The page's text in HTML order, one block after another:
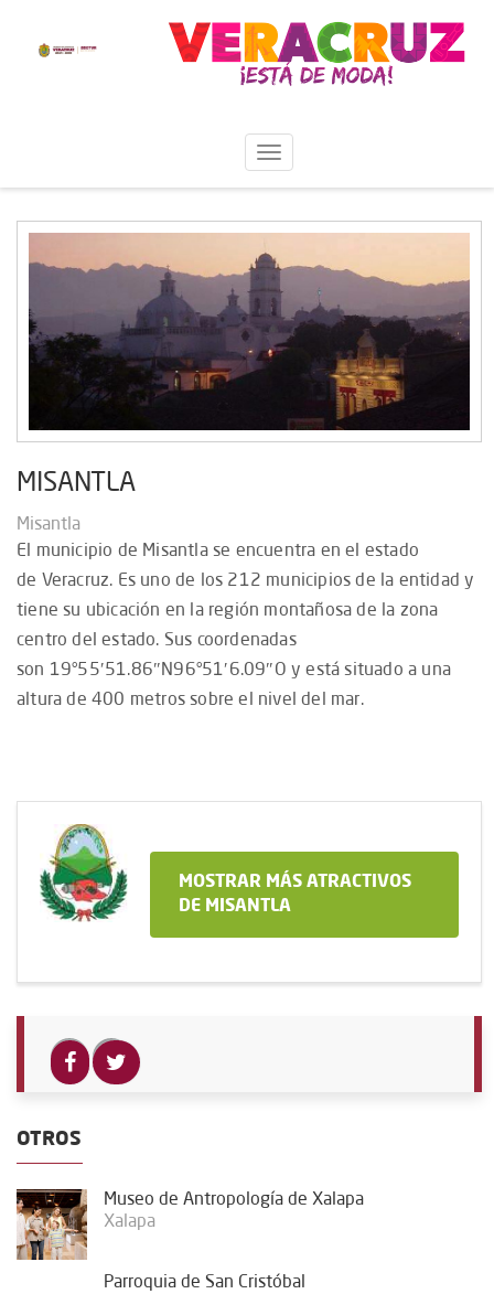
MISANTLA
Misantla
El municipio de Misantla se encuentra en el estado
de Veracruz. Es uno de los 212 municipios de la entidad y
tiene su ubicación en la región montañosa de la zona
centro del estado.​ Sus coordenadas
son 19°55′51.86″N96°51′6.09″O y está situado a una
altura de 400 metros sobre el nivel del mar.
MOSTRAR MÁS ATRACTIVOS
DE MISANTLA
OTROS
Museo de Antropología de Xalapa
Xalapa
Parroquia de San Cristóbal